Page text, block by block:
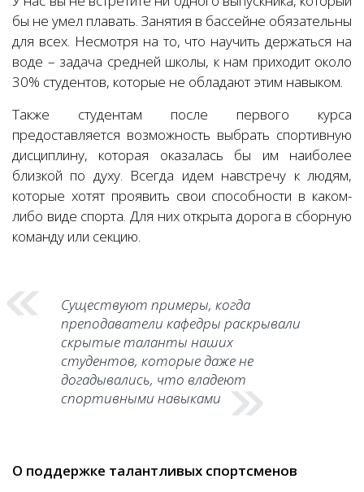
бы не умел плавать. Занятия в бассейне обязательны
для всех. Несмотря на то, что научить держаться на
воде – задача средней школы, к нам приходит около
30% студентов, которые не обладают этим навыком.
Также студентам после первого курса
предоставляется возможность выбрать спортивную
дисциплину, которая оказалась бы им наиболее
близкой по духу. Всегда идем навстречу к людям,
которые хотят проявить свои способности в каком-
либо виде спорта. Для них открыта дорога в сборную
команду или секцию.
Существуют примеры, когда
преподаватели кафедры раскрывали
скрытые таланты наших
студентов, которые даже не
догадывались, что владеют
спортивными навыками
О поддержке талантливых спортсменов